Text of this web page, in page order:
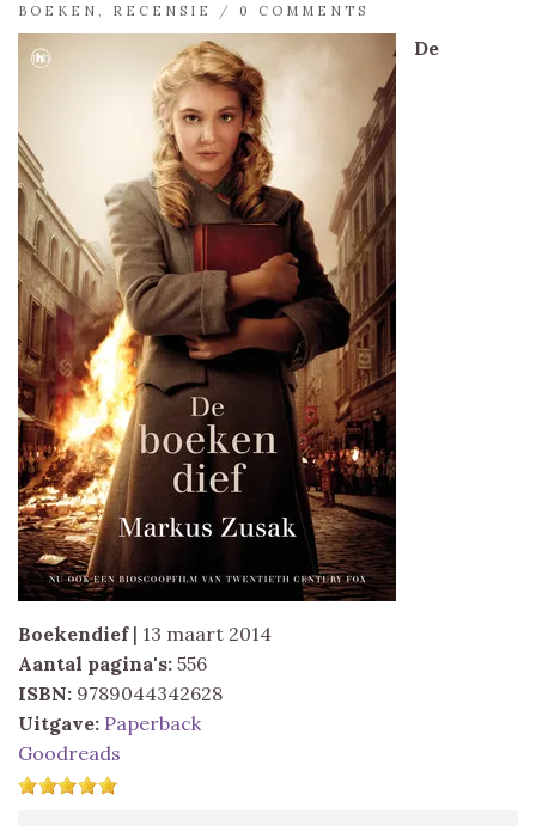
BOEKEN
RECENSIE / 0 COMMENTS
De
Boekendief| 13 maart 2014
Aantal pagina's: 556
ISBN: 9789044342628
Uitgave: Paperback
Goodreads